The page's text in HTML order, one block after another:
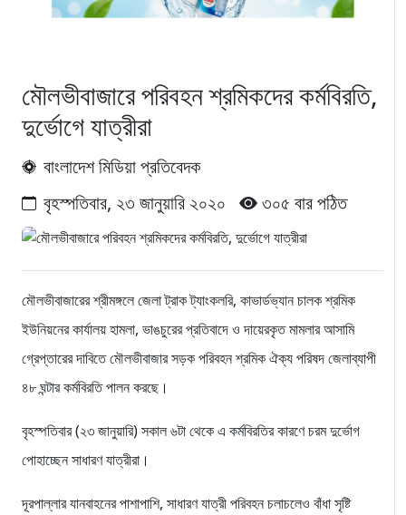
মৌলভীবাজারে পরিবহন শ্রমিকদের কর্মবিরতি,
দুর্ভোগে যাত্রীরা
বাংলাদেশ মিডিয়া প্রতিবেদক
বৃহস্পতিবার, ২৩ জানুয়ারি ২০২০
৩০৫ বার পঠিত
মৌলভীবাজারের শ্রীমঙ্গলে জেলা ট্রাক ট্যাংকলরি, কাভার্ডভ্যান চালক শ্রমিক
ইউনিয়নের কার্যালয় হামলা, ভাঙচুরের প্রতিবাদে ও দায়েরকৃত মামলার আসামি
গ্রেপ্তারের দাবিতে মৌলভীবাজার সড়ক পরিবহন শ্রমিক ঐক্য পরিষদ জেলাব্যাপী
৪৮ ঘন্টার কর্মবিরতি পালন করছে।
বৃহস্পতিবার (২৩ জানুয়ারি) সকাল ৬টা থেকে এ কর্মবিরতির কারণে চরম দুর্ভোগ
পোহাচ্ছেন সাধারণ যাত্রীরা।
দূরপাল্লার যানবাহনের পাশাপাশি, সাধারণ যাত্রী পরিবহন চলাচলেও বাঁধা সৃষ্টি